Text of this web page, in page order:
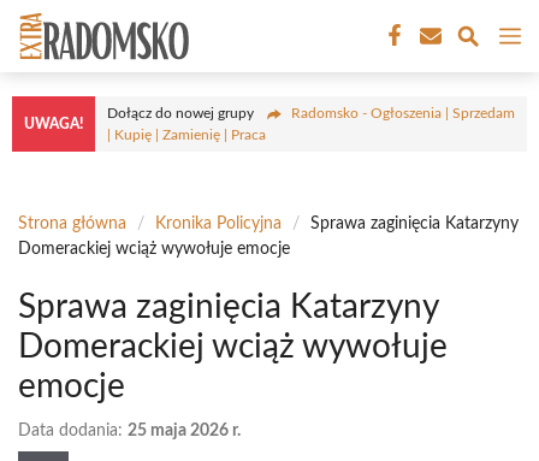
Przejdź
do
treści
UWAGA!
Dołącz do nowej grupy
Radomsko - Ogłoszenia | Sprzedam
| Kupię | Zamienię | Praca
Strona główna / Kronika Policyjna /
Sprawa zaginięcia Katarzyny
Domerackiej wciąż wywołuje emocje
Sprawa zaginięcia Katarzyny
Domerackiej wciąż wywołuje
emocje
Data dodania: 25 maja 2026 r.